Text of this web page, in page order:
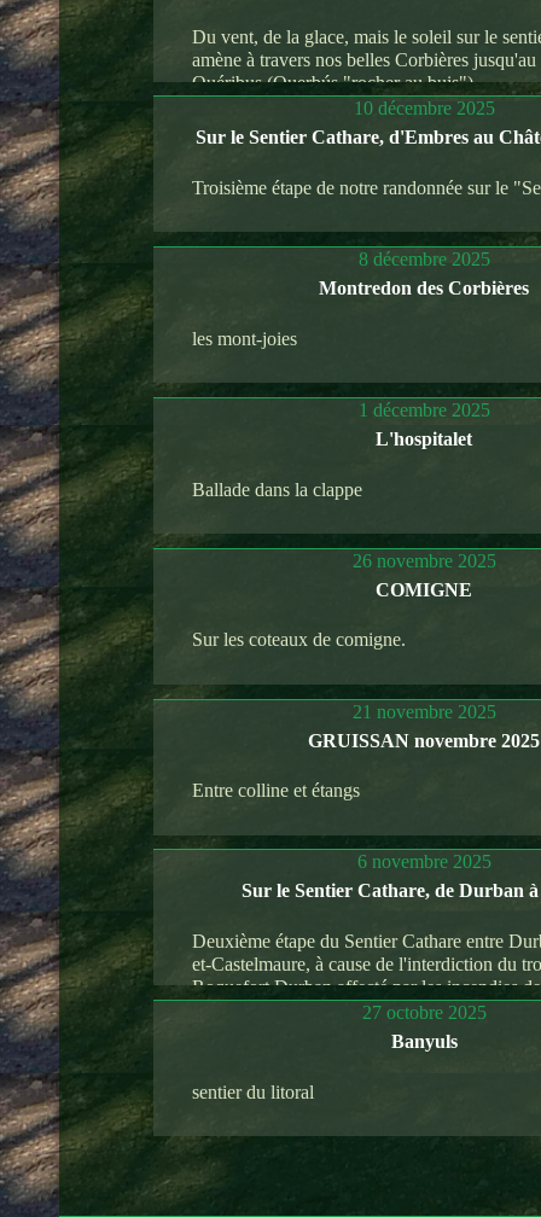
Du vent, de la glace, mais le soleil sur le
amène à travers nos belles Corbières
Quéribus (Querbús "rocher au buis").
10 décembre 2025
Sur le Sentier Cathare, d'Embres au
Troisième étape de notre randonnée sur le
8 décembre 2025
Montredon des Corbières
les mont-joies
1 décembre 2025
L'hospitalet
Ballade dans la clappe
26 novembre 2025
COMIGNE
Sur les coteaux de comigne.
21 novembre 2025
GRUISSAN novembre 2025
Entre colline et étangs
6 novembre 2025
Sur le Sentier Cathare, de Durban
Deuxième étape du Sentier Cathare entre
et-Castelmaure, à cause de l'interdiction du
Roquefort Durban affecté par les incendies
27 octobre 2025
Banyuls
sentier du litoral